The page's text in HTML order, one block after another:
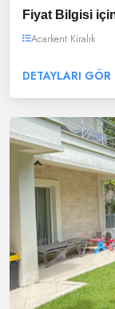
Fiyat Bilgisi
Acarkent Kiralık
DETAYLARI GÖR